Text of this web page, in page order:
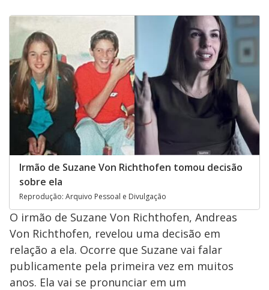
Irmão de Suzane Von Richthofen tomou decisão
sobre ela
Reprodução: Arquivo Pessoal e Divulgação
O irmão de Suzane Von Richthofen, Andreas
Von Richthofen, revelou uma decisão em
relação a ela. Ocorre que Suzane vai falar
publicamente pela primeira vez em muitos
anos. Ela vai se pronunciar em um